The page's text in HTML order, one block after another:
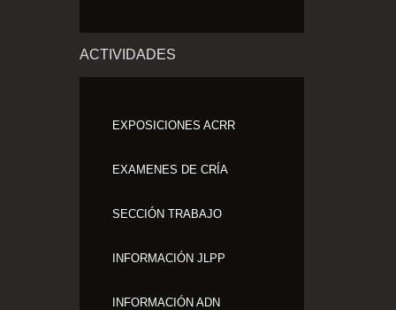
ACTIVIDADES
EXPOSICIONES ACRR
EXAMENES DE CRÍA
SECCIÓN TRABAJO
INFORMACIÓN JLPP
INFORMACIÓN ADN